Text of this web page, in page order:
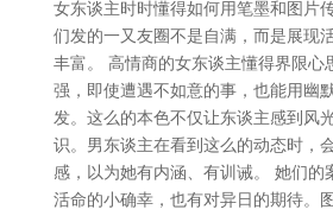
女东谈主时时懂得如何用笔墨和图片
们发的一又友圈不是自满，而是展现
丰富。 高情商的女东谈主懂得界限心
强，即使遭遇不如意的事，也能用幽
发。这么的本色不仅让东谈主感到风
识。男东谈主在看到这么的动态时，
感，以为她有内涵、有训诫。 她们的
活命的小确幸，也有对异日的期待。